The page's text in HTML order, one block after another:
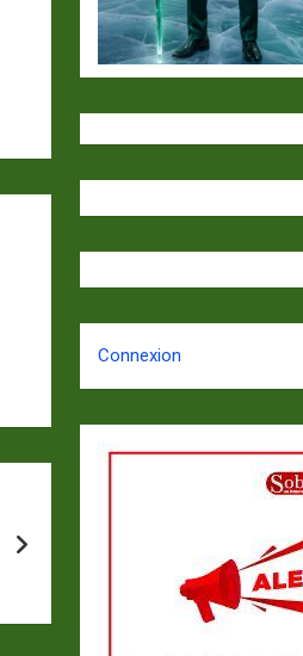
Connexion